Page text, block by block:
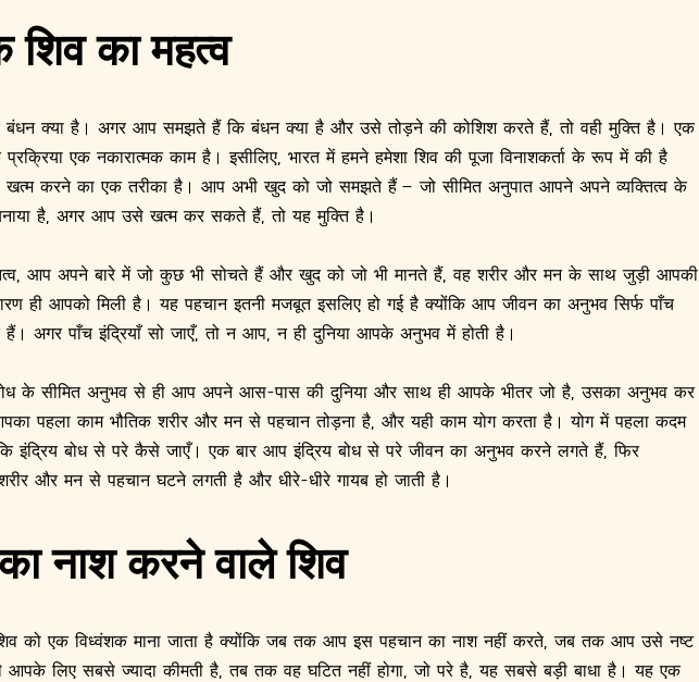
शिव का महत्व
क्या है। अगर आप समझते हैं कि बंधन क्या है और उसे तोड़ने की कोशिश करते हैं, तो वही मुक्ति है। एक
एक नकारात्मक काम है। इसीलिए, भारत में हमने हमेशा शिव की पूजा विनाशकर्ता के रूप में की है
खत्म करने का एक तरीका है। आप अभी खुद को जो समझते हैं – जो सीमित अनुपात आपने अपने व्यक्तित्व के
है, अगर आप उसे खत्म कर सकते हैं, तो यह मुक्ति है।
आप अपने बारे में जो कुछ भी सोचते हैं और खुद को जो भी मानते हैं, वह शरीर और मन के साथ जुड़ी आपकी
ही आपको मिली है। यह पहचान इतनी मजबूत इसलिए हो गई है क्योंकि आप जीवन का अनुभव सिर्फ पाँच
हैं। अगर पाँच इंद्रियाँ सो जाएँ, तो न आप, न ही दुनिया आपके अनुभव में होती है।
के सीमित अनुभव से ही आप अपने आस-पास की दुनिया और साथ ही आपके भीतर जो है, उसका अनुभव कर
पहला काम भौतिक शरीर और मन से पहचान तोड़ना है, और यही काम योग करता है। योग में पहला कदम
इंद्रिय बोध से परे कैसे जाएँ। एक बार आप इंद्रिय बोध से परे जीवन का अनुभव करने लगते हैं, फिर
और मन से पहचान घटने लगती है और धीरे-धीरे गायब हो जाती है।
नाश करने वाले शिव
को एक विध्वंशक माना जाता है क्योंकि जब तक आप इस पहचान का नाश नहीं करते, जब तक आप उसे नष्ट
आपके लिए सबसे ज्यादा कीमती है, तब तक वह घटित नहीं होगा, जो परे है, यह सबसे बड़ी बाधा है। यह एक